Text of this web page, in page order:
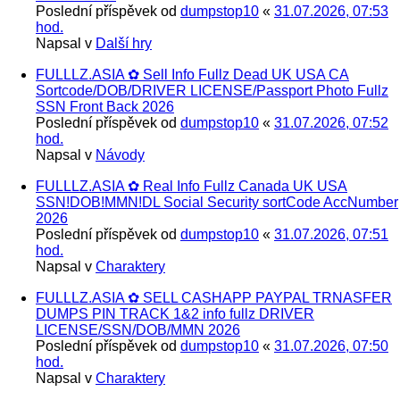
Poslední příspěvek od dumpstop10 « 31.07.2026, 07:53
hod.
Napsal v Další hry
FULLLZ.ASIA ✿ Sell Info Fullz Dead UK USA CA
Sortcode/DOB/DRIVER LICENSE/Passport Photo Fullz
SSN Front Back 2026
Poslední příspěvek od dumpstop10 « 31.07.2026, 07:52
hod.
Napsal v Návody
FULLLZ.ASIA ✿ Real Info Fullz Canada UK USA
SSN!DOB!MMN!DL Social Security sortCode AccNumber
2026
Poslední příspěvek od dumpstop10 « 31.07.2026, 07:51
hod.
Napsal v Charaktery
FULLLZ.ASIA ✿ SELL CASHAPP PAYPAL TRNASFER
DUMPS PIN TRACK 1&2 info fullz DRIVER
LICENSE/SSN/DOB/MMN 2026
Poslední příspěvek od dumpstop10 « 31.07.2026, 07:50
hod.
Napsal v Charaktery